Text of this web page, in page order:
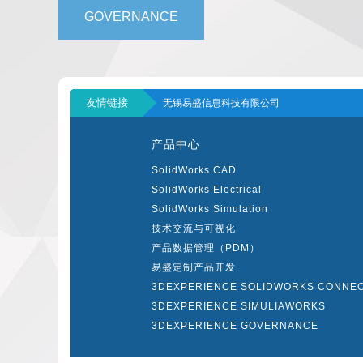
GOVERNANCE
友情链接 无锡易盛信息科技有限公司
产品中心
SolidWorks CAD
SolidWorks Electrical
SolidWorks Simulation
技术交流与可视化
产品数据管理（PDM）
易盛定制产品开发
3DEXPERIENCE SOLIDWORKS
3DEXPERIENCE SIMULIAWORKS
3DEXPERIENCE GOVERNANCE